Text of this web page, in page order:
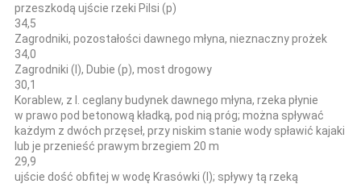
przeszkodą ujście rzeki Pilsi (p)
34,5
Zagrodniki, pozostałości dawnego młyna, nieznaczny prożek
34,0
Zagrodniki (l), Dubie (p), most drogowy
30,1
Korablew, z l. ceglany budynek dawnego młyna, rzeka płynie
w prawo pod betonową kładką, pod nią próg; można spływać
każdym z dwóch przęseł, przy niskim stanie wody spławić kajaki
lub je przenieść prawym brzegiem 20 m
29,9
ujście dość obfitej w wodę Krasówki (l); spływy tą rzeką